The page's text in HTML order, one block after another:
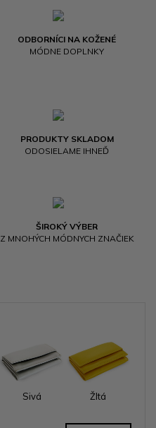
ODBORNÍCI NA KOŽENÉ
MÓDNE DOPLNKY
PRODUKTY SKLADOM
ODOSIELAME IHNEĎ
ŠIROKÝ VÝBER
Z MNOHÝCH MÓDNYCH ZNAČIEK
Sivá Žltá